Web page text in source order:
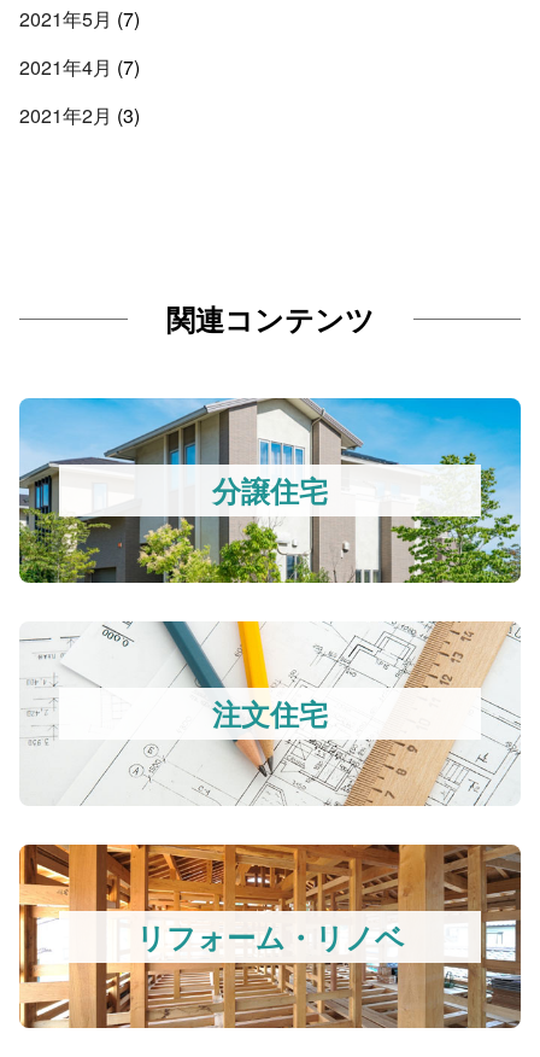
2021年5月 (7)
2021年4月 (7)
2021年2月 (3)
関連コンテンツ
分譲住宅
注文住宅
リフォーム・リノベ